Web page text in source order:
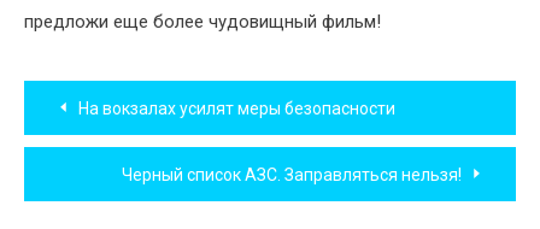
предложи еще более чудовищный фильм!
Навигация
по
записям
На вокзалах усилят меры безопасности
Черный список АЗС. Заправляться нельзя!